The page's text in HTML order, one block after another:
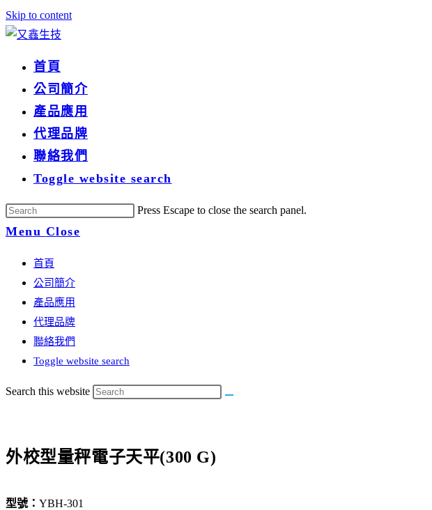
Skip to content
首頁
公司簡介
產品應用
代理品牌
聯絡我們
Toggle website search
Press Escape to close the search panel.
Menu Close
首頁
公司簡介
產品應用
代理品牌
聯絡我們
Toggle website search
Search this website
外校型量秤電子天平(300 G)
型號： YBH-301